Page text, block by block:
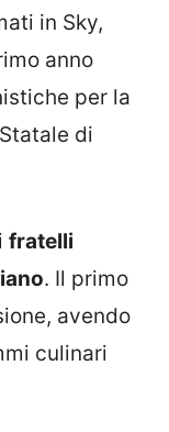
in Sky,
anno
per la
di
fratelli
. Il primo
avendo
culinari